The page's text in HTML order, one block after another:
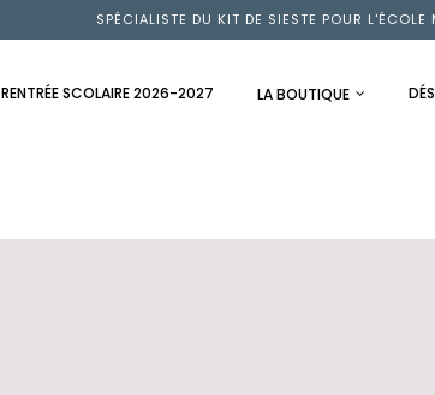
SPÉCIALISTE DU KIT DE SIESTE POUR L'ÉCOLE
RENTRÉE SCOLAIRE 2026-2027 LA BOUTIQUE